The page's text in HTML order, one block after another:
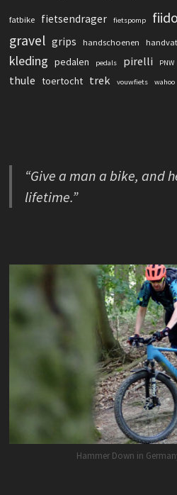
fatbike fietsendrager fietspomp fiido
gravel grips handschoenen
kleding pedalen pedals pirelli PNW
thule toertocht trek vouwfiets wahoo
“Give a man a bike, and
lifetime.”
Hammer Down in